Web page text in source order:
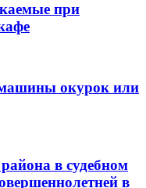
при
окурок или
в судебном
в